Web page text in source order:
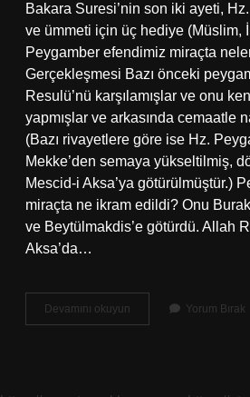
Bakara Suresi’nin son iki ayeti,
ve ümmeti için üç hediye (Müslim,
Peygamber efendimiz miraçta
Gerçekleşmesi Bazı önceki
Resulü’nü karşılamışlar ve onu
yapmışlar ve arkasında cemaatle
(Bazı rivayetlere göre ise Hz.
Mekke’den semaya yükseltilmiş,
Mescid-i Aksa’ya götürülmüştür.)
miraçta ne ikram edildi? Onu
ve Beytülmakdis’e götürdü. Allah
Aksa’da…
Devamını okuyun
Gecesi
Yorum Bırak